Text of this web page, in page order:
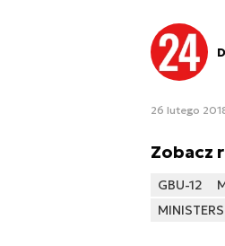
26 lutego
Zobacz
GBU-12